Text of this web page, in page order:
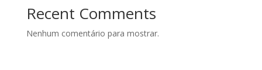
Recent Comments
Nenhum comentário para mostrar.